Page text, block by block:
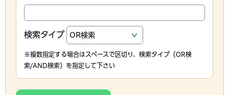
検索タイプ
※複数指定する場合はスペースで区切り、検索タイプ（OR検
索/AND検索）を指定して下さい